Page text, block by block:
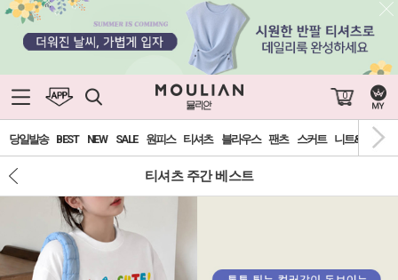
0
당일발송 BEST NEW SALE 원피스 티셔츠 블라우스 팬츠 스커트 니트&가디건
티셔츠 주간 베스트